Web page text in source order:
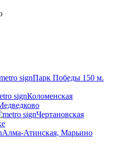
Парк Победы 150 м.
Коломенская
Чертановская
Алма-Атинская, Марьино